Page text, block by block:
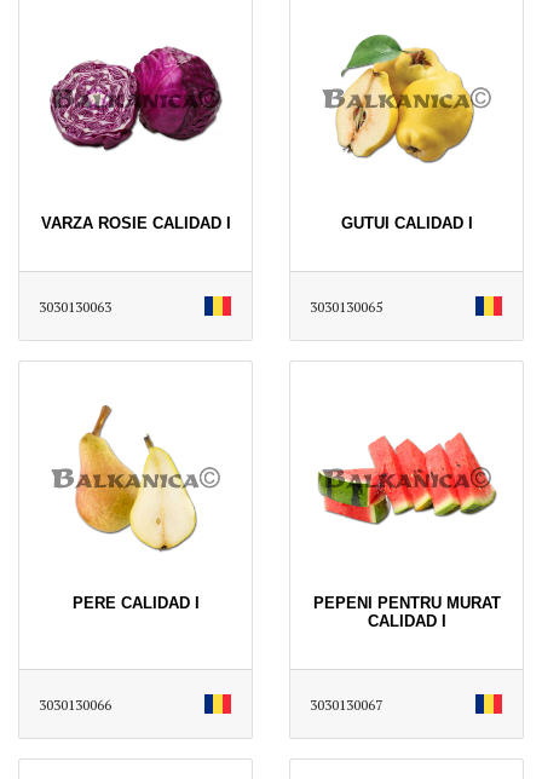
VARZA ROSIE CALIDAD I
3030130063
GUTUI CALIDAD I
3030130065
PERE CALIDAD I
3030130066
PEPENI PENTRU MURAT
CALIDAD I
3030130067